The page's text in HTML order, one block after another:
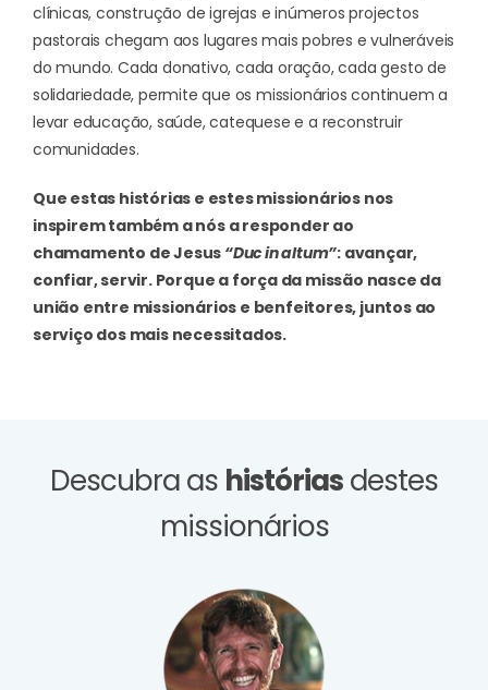
clínicas, construção de igrejas e inúmeros projectos
pastorais chegam aos lugares mais pobres e vulneráveis
do mundo. Cada donativo, cada oração, cada gesto de
solidariedade, permite que os missionários continuem a
levar educação, saúde, catequese e a reconstruir
comunidades.
Que estas histórias e estes missionários nos
inspirem também a nós a responder ao
chamamento de Jesus “Duc in altum”: avançar,
confiar, servir. Porque a força da missão nasce da
união entre missionários e benfeitores, juntos ao
serviço dos mais necessitados.
Descubra as históriasdestes
missionários